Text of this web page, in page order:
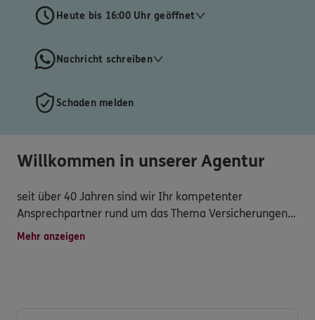
Heute bis 16:00 Uhr geöffnet
Nachricht schreiben
Schaden melden
Willkommen in unserer Agentur
seit über 40 Jahren sind wir Ihr kompetenter
Ansprechpartner rund um das Thema Versicherungen.
Mehr anzeigen